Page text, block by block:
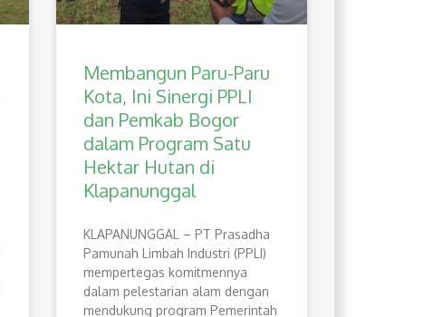
Membangun Paru-Paru
Kota, Ini Sinergi PPLI
dan Pemkab Bogor
dalam Program Satu
Hektar Hutan di
Klapanunggal
​KLAPANUNGGAL – PT Prasadha
Pamunah Limbah Industri (PPLI)
mempertegas komitmennya
dalam pelestarian alam dengan
mendukung program Pemerintah